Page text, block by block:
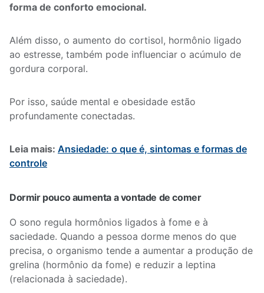
forma de conforto emocional.
Além disso, o aumento do cortisol, hormônio ligado
ao estresse, também pode influenciar o acúmulo de
gordura corporal.
Por isso, saúde mental e obesidade estão
profundamente conectadas.
Leia mais: Ansiedade: o que é, sintomas e formas de
controle
Dormir pouco aumenta a vontade de comer
O sono regula hormônios ligados à fome e à
saciedade. Quando a pessoa dorme menos do que
precisa, o organismo tende a aumentar a produção de
grelina (hormônio da fome) e reduzir a leptina
(relacionada à saciedade).